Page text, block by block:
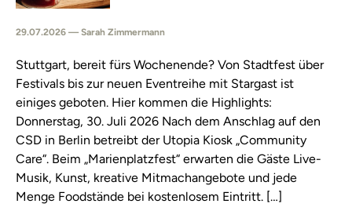
29.07.2026 — Sarah Zimmermann
Stuttgart, bereit fürs Wochenende? Von Stadtfest über
Festivals bis zur neuen Eventreihe mit Stargast ist
einiges geboten. Hier kommen die Highlights:
Donnerstag, 30. Juli 2026 Nach dem Anschlag auf den
CSD in Berlin betreibt der Utopia Kiosk „Community
Care“. Beim „Marienplatzfest“ erwarten die Gäste Live-
Musik, Kunst, kreative Mitmachangebote und jede
Menge Foodstände bei kostenlosem Eintritt. […]